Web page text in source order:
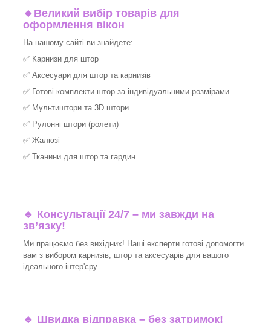
🔹 Великий вибір товарів для
оформлення вікон
На нашому сайті ви знайдете:
✅ Карнизи для штор
✅ Аксесуари для штор та карнизів
✅ Готові комплекти штор за індивідуальними розмірами
✅ Мультиштори та 3D штори
✅ Рулонні штори (ролети)
✅ Жалюзі
✅ Тканини для штор та гардин
🔹 Консультації 24/7 – ми завжди на
зв’язку!
Ми працюємо без вихідних! Наші експерти готові допомогти
вам з вибором карнизів, штор та аксесуарів для вашого
ідеального інтер'єру.​
🔹 Швидка відправка – без затримок!